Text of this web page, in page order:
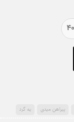
پیراهن میدی یه گرد